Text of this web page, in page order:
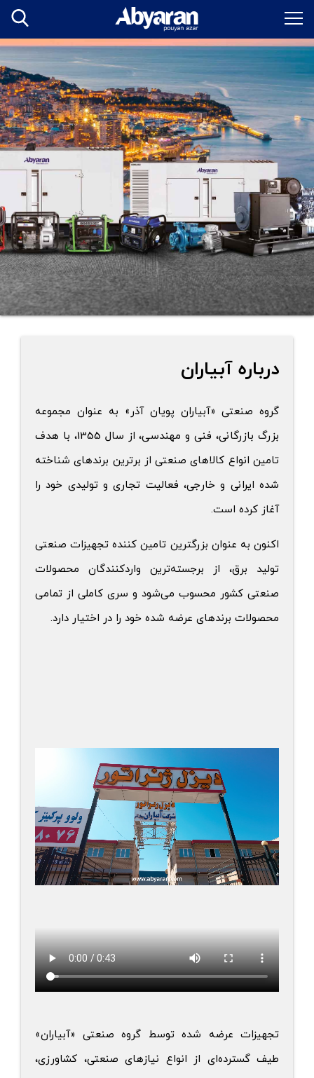
درباره آبیاران
گروه صنعتی «آبیاران پویان آذر» به عنوان مجموعه
بزرگ بازرگانی، فنی و مهندسی، از سال 1355، با هدف
تامین انواع کالاهای صنعتی از برترین برندهای شناخته
شده ایرانی و خارجی، فعالیت تجاری و تولیدی خود را
آغاز کرده است.
اکنون به عنوان بزرگترین تامین کننده تجهیزات صنعتی
تولید برق، از برجسته‌‌ترین واردکنندگان محصولات
صنعتی کشور محسوب ‌می‌شود و سری کاملی از تمامی
محصولات برندهای عرضه شده خود را در اختیار دارد.
تجهیزات عرضه شده توسط گروه صنعتی «آبیاران»
طیف گسترده‌ای از انواع نیازهای صنعتی، کشاورزی،